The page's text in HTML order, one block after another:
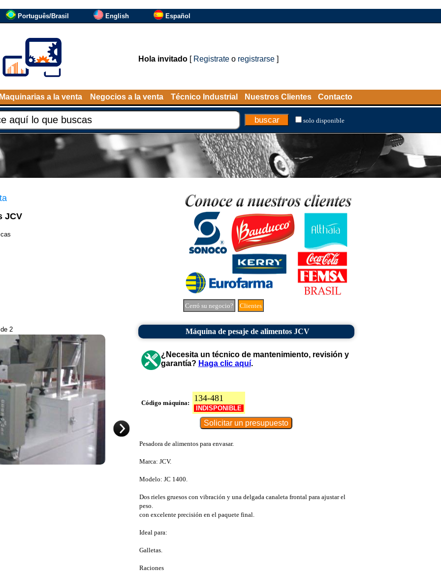
Português/Brasil English Español
Hola invitado[ Registrateo registrarse]
a la venta Negocios a la venta Técnico Industrial Nuestros Clientes Contacto
solo disponible
JCV
Cerró su negocio? Clientes
2 Máquina de pesaje de alimentos JCV
¿Necesita un técnico de mantenimiento, revisión y
garantía? Haga clic aquí.
Código máquina: 134-481
INDISPONIBLE
Pesadora de alimentos para envasar.
Marca: JCV.
Modelo: JC 1400.
Dos rieles gruesos con vibración y una delgada canaleta frontal para ajustar el
peso.
con excelente precisión en el paquete final.
Ideal para:
Galletas.
Raciones